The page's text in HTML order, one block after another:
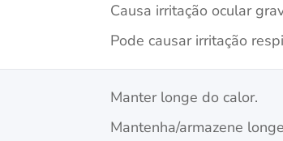
Causa irritação ocular
Pode causar irritação
Manter longe do calor.
Mantenha/armazene